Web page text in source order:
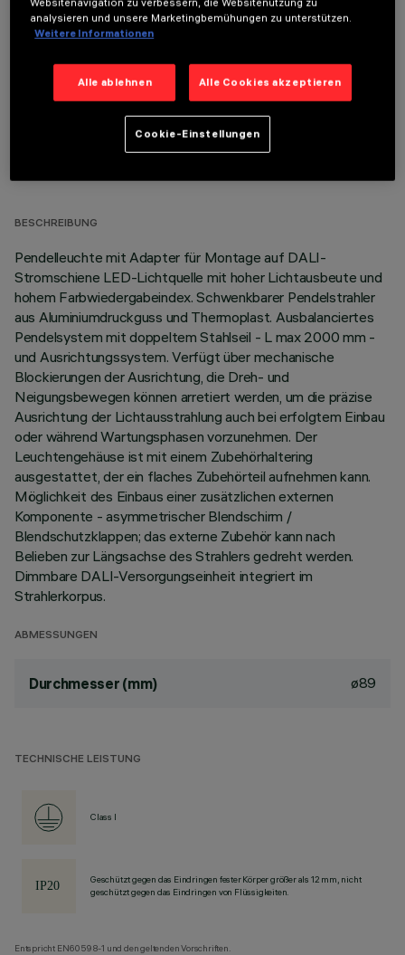
OPTIONALE KOMPONENTEN
TECHNISCHE DATEN
LETZTES UPDATE: 06.08.2026
BESCHREIBUNG
Pendelleuchte mit Adapter für Montage auf DALI-
Stromschiene LED-Lichtquelle mit hoher Lichtausbeute und
hohem Farbwiedergabeindex. Schwenkbarer Pendelstrahler
aus Aluminiumdruckguss und Thermoplast. Ausbalanciertes
Pendelsystem mit doppeltem Stahlseil - L max 2000 mm -
und Ausrichtungssystem. Verfügt über mechanische
Blockierungen der Ausrichtung, die Dreh- und
Neigungsbewegen können arretiert werden, um die präzise
Ausrichtung der Lichtausstrahlung auch bei erfolgtem Einbau
oder während Wartungsphasen vorzunehmen. Der
Leuchtengehäuse ist mit einem Zubehörhaltering
ausgestattet, der ein flaches Zubehörteil aufnehmen kann.
Möglichkeit des Einbaus einer zusätzlichen externen
Komponente - asymmetrischer Blendschirm /
Blendschutzklappen; das externe Zubehör kann nach
Belieben zur Längsachse des Strahlers gedreht werden.
Dimmbare DALI-Versorgungseinheit integriert im
Strahlerkorpus.
ABMESSUNGEN
Durchmesser (mm) ø89
TECHNISCHE LEISTUNG
Class I
Geschützt gegen das Eindringen fester Körper größer als 12 mm, nicht
geschützt gegen das Eindringen von Flüssigkeiten.
Entspricht EN60598-1 und den geltenden Vorschriften.
Websitenavigation zu verbessern, die Websitenutzung zu
analysieren und unsere Marketingbemühungen zu unterstützen.
Weitere Informationen
Alle ablehnen Alle Cookies akzeptieren
Cookie-Einstellungen